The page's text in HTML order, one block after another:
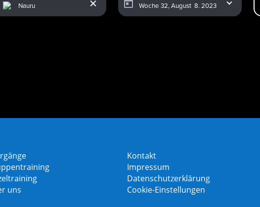
uns
Kontakt
Impressum
Datenschutzerklärung
Cookie-Einstellungen